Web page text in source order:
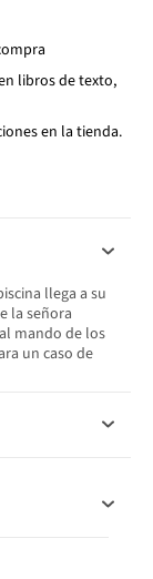
libros de texto,
en la tienda.
llega a su
la señora
mando de los
un caso de